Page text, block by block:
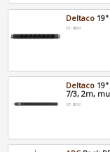
Deltaco
GT-8629
Deltaco
7/3, 2m,
GT-8512